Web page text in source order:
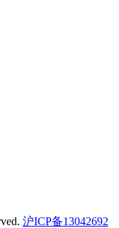
沪ICP备13042692